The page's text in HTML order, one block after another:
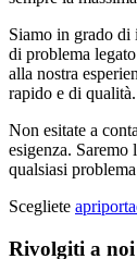
Siamo in grado di
di problema
alla nostra
rapido e di qualità.
Non esitate a
esigenza.
qualsiasi
Scegliete
Rivolgiti a